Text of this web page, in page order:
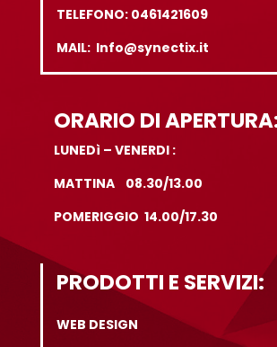
TELEFONO: 0461421609
MAIL: Info@synectix.it
ORARIO DI
LUNEDì – VENERDI :
MATTINA 08.30/13.00
POMERIGGIO 14.00/17.30
PRODOTTI E SERVIZI:
WEB DESIGN